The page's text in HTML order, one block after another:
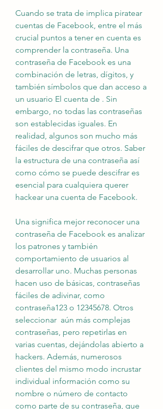
Cuando se trata de implica piratear
cuentas de Facebook, entre el más
crucial puntos a tener en cuenta es
comprender la contraseña. Una
contraseña de Facebook es una
combinación de letras, dígitos, y
también símbolos que dan acceso a
un usuario El cuenta de . Sin
embargo, no todas las contraseñas
son establecidas iguales. En
realidad, algunos son mucho más
fáciles de descifrar que otros. Saber
la estructura de una contraseña así
como cómo se puede descifrar es
esencial para cualquiera querer
hackear una cuenta de Facebook.
Una significa mejor reconocer una
contraseña de Facebook es analizar
los patrones y también
comportamiento de usuarios al
desarrollar uno. Muchas personas
hacen uso de básicas, contraseñas
fáciles de adivinar, como
contraseña123 o 12345678. Otros
seleccionar  aún más complejas
contraseñas, pero repetirlas en
varias cuentas, dejándolas abierto a
hackers. Además, numerosos
clientes del mismo modo incrustar
individual información como su
nombre o número de contacto
como parte de su contraseña, que